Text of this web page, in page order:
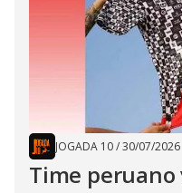
JOGADA 10/30/07/2026
Time peruano